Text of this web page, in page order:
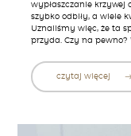
wypłaszczanie krzywej
szybko odbiły, a wiele
Uznaliśmy więc, że ta
przyda. Czy na pewno?
czytaj więcej